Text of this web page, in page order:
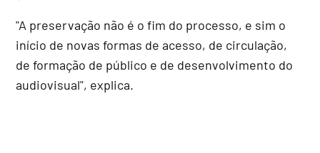
"A preservação não é o fim do processo, e sim o
início de novas formas de acesso, de circulação,
de formação de público e de desenvolvimento do
audiovisual", explica.